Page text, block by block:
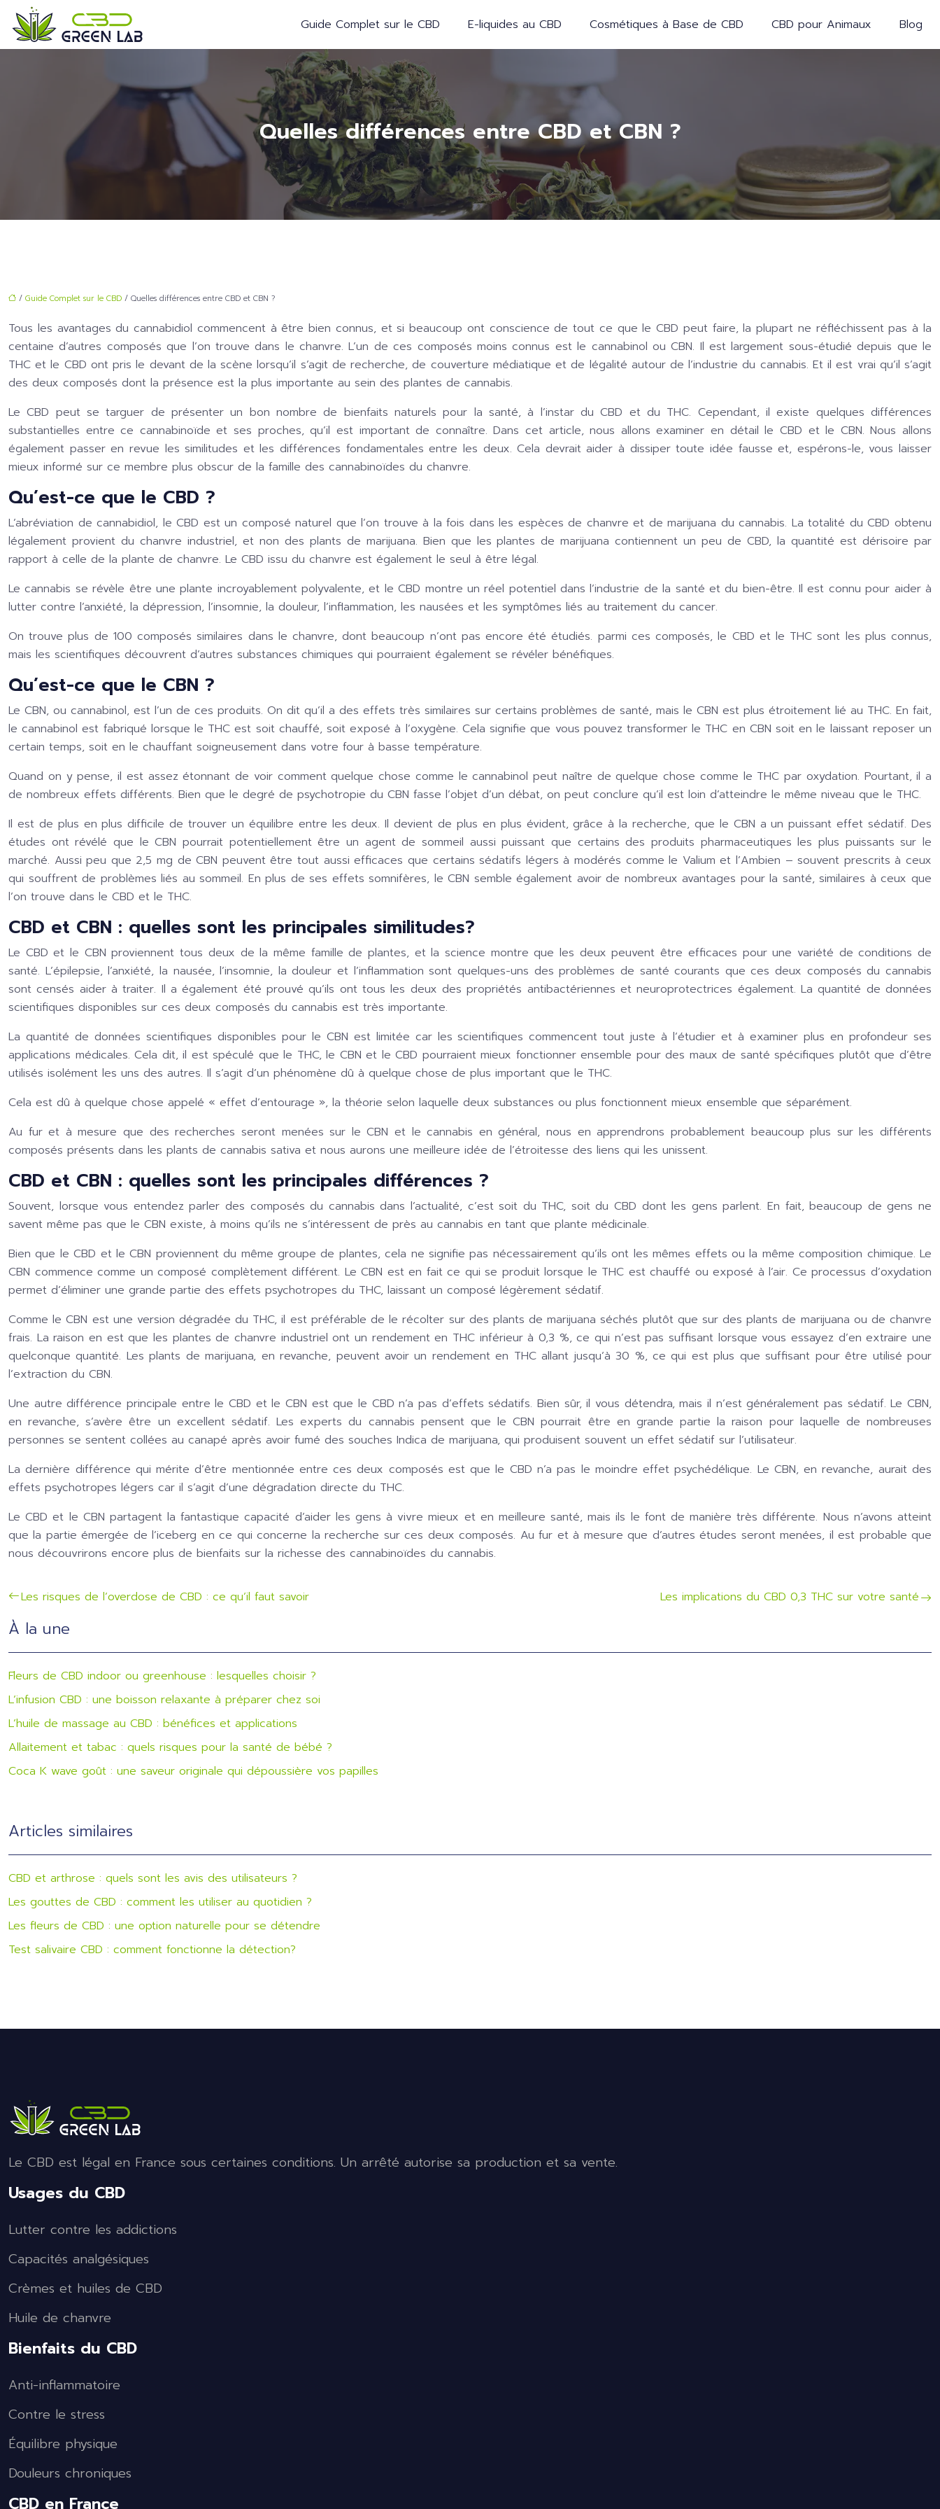
Guide Complet sur le CBD E-liquides au CBD Cosmétiques à Base de CBD CBD pour Animaux Blog
Quelles différences entre CBD et CBN ?
/ Guide Complet sur le CBD / Quelles différences entre CBD et CBN ?
Tous les avantages du cannabidiol commencent à être bien connus, et si beaucoup ont conscience de tout ce que le CBD peut faire, la plupart ne réfléchissent pas à la
centaine d’autres composés que l’on trouve dans le chanvre. L’un de ces composés moins connus est le cannabinol ou CBN. Il est largement sous-étudié depuis que le
THC et le CBD ont pris le devant de la scène lorsqu’il s’agit de recherche, de couverture médiatique et de légalité autour de l’industrie du cannabis. Et il est vrai qu’il s’agit
des deux composés dont la présence est la plus importante au sein des plantes de cannabis.
Le CBD peut se targuer de présenter un bon nombre de bienfaits naturels pour la santé, à l’instar du CBD et du THC. Cependant, il existe quelques différences
substantielles entre ce cannabinoïde et ses proches, qu’il est important de connaître. Dans cet article, nous allons examiner en détail le CBD et le CBN. Nous allons
également passer en revue les similitudes et les différences fondamentales entre les deux. Cela devrait aider à dissiper toute idée fausse et, espérons-le, vous laisser
mieux informé sur ce membre plus obscur de la famille des cannabinoïdes du chanvre.
Qu’est-ce que le CBD ?
L’abréviation de cannabidiol, le CBD est un composé naturel que l’on trouve à la fois dans les espèces de chanvre et de marijuana du cannabis. La totalité du CBD obtenu
légalement provient du chanvre industriel, et non des plants de marijuana. Bien que les plantes de marijuana contiennent un peu de CBD, la quantité est dérisoire par
rapport à celle de la plante de chanvre. Le CBD issu du chanvre est également le seul à être légal.
Le cannabis se révèle être une plante incroyablement polyvalente, et le CBD montre un réel potentiel dans l’industrie de la santé et du bien-être. Il est connu pour aider à
lutter contre l’anxiété, la dépression, l’insomnie, la douleur, l’inflammation, les nausées et les symptômes liés au traitement du cancer.
On trouve plus de 100 composés similaires dans le chanvre, dont beaucoup n’ont pas encore été étudiés. parmi ces composés, le CBD et le THC sont les plus connus,
mais les scientifiques découvrent d’autres substances chimiques qui pourraient également se révéler bénéfiques.
Qu’est-ce que le CBN ?
Le CBN, ou cannabinol, est l’un de ces produits. On dit qu’il a des effets très similaires sur certains problèmes de santé, mais le CBN est plus étroitement lié au THC. En fait,
le cannabinol est fabriqué lorsque le THC est soit chauffé, soit exposé à l’oxygène. Cela signifie que vous pouvez transformer le THC en CBN soit en le laissant reposer un
certain temps, soit en le chauffant soigneusement dans votre four à basse température.
Quand on y pense, il est assez étonnant de voir comment quelque chose comme le cannabinol peut naître de quelque chose comme le THC par oxydation. Pourtant, il a
de nombreux effets différents. Bien que le degré de psychotropie du CBN fasse l’objet d’un débat, on peut conclure qu’il est loin d’atteindre le même niveau que le THC.
Il est de plus en plus difficile de trouver un équilibre entre les deux. Il devient de plus en plus évident, grâce à la recherche, que le CBN a un puissant effet sédatif. Des
études ont révélé que le CBN pourrait potentiellement être un agent de sommeil aussi puissant que certains des produits pharmaceutiques les plus puissants sur le
marché. Aussi peu que 2,5 mg de CBN peuvent être tout aussi efficaces que certains sédatifs légers à modérés comme le Valium et l’Ambien – souvent prescrits à ceux
qui souffrent de problèmes liés au sommeil. En plus de ses effets somnifères, le CBN semble également avoir de nombreux avantages pour la santé, similaires à ceux que
l’on trouve dans le CBD et le THC.
CBD et CBN : quelles sont les principales similitudes?
Le CBD et le CBN proviennent tous deux de la même famille de plantes, et la science montre que les deux peuvent être efficaces pour une variété de conditions de
santé. L’épilepsie, l’anxiété, la nausée, l’insomnie, la douleur et l’inflammation sont quelques-uns des problèmes de santé courants que ces deux composés du cannabis
sont censés aider à traiter. Il a également été prouvé qu’ils ont tous les deux des propriétés antibactériennes et neuroprotectrices également. La quantité de données
scientifiques disponibles sur ces deux composés du cannabis est très importante.
La quantité de données scientifiques disponibles pour le CBN est limitée car les scientifiques commencent tout juste à l’étudier et à examiner plus en profondeur ses
applications médicales. Cela dit, il est spéculé que le THC, le CBN et le CBD pourraient mieux fonctionner ensemble pour des maux de santé spécifiques plutôt que d’être
utilisés isolément les uns des autres. Il s’agit d’un phénomène dû à quelque chose de plus important que le THC.
Cela est dû à quelque chose appelé « effet d’entourage », la théorie selon laquelle deux substances ou plus fonctionnent mieux ensemble que séparément.
Au fur et à mesure que des recherches seront menées sur le CBN et le cannabis en général, nous en apprendrons probablement beaucoup plus sur les différents
composés présents dans les plants de cannabis sativa et nous aurons une meilleure idée de l’étroitesse des liens qui les unissent.
CBD et CBN : quelles sont les principales différences ?
Souvent, lorsque vous entendez parler des composés du cannabis dans l’actualité, c’est soit du THC, soit du CBD dont les gens parlent. En fait, beaucoup de gens ne
savent même pas que le CBN existe, à moins qu’ils ne s’intéressent de près au cannabis en tant que plante médicinale.
Bien que le CBD et le CBN proviennent du même groupe de plantes, cela ne signifie pas nécessairement qu’ils ont les mêmes effets ou la même composition chimique. Le
CBN commence comme un composé complètement différent. Le CBN est en fait ce qui se produit lorsque le THC est chauffé ou exposé à l’air. Ce processus d’oxydation
permet d’éliminer une grande partie des effets psychotropes du THC, laissant un composé légèrement sédatif.
Comme le CBN est une version dégradée du THC, il est préférable de le récolter sur des plants de marijuana séchés plutôt que sur des plants de marijuana ou de chanvre
frais. La raison en est que les plantes de chanvre industriel ont un rendement en THC inférieur à 0,3 %, ce qui n’est pas suffisant lorsque vous essayez d’en extraire une
quelconque quantité. Les plants de marijuana, en revanche, peuvent avoir un rendement en THC allant jusqu’à 30 %, ce qui est plus que suffisant pour être utilisé pour
l’extraction du CBN.
Une autre différence principale entre le CBD et le CBN est que le CBD n’a pas d’effets sédatifs. Bien sûr, il vous détendra, mais il n’est généralement pas sédatif. Le CBN,
en revanche, s’avère être un excellent sédatif. Les experts du cannabis pensent que le CBN pourrait être en grande partie la raison pour laquelle de nombreuses
personnes se sentent collées au canapé après avoir fumé des souches Indica de marijuana, qui produisent souvent un effet sédatif sur l’utilisateur.
La dernière différence qui mérite d’être mentionnée entre ces deux composés est que le CBD n’a pas le moindre effet psychédélique. Le CBN, en revanche, aurait des
effets psychotropes légers car il s’agit d’une dégradation directe du THC.
Le CBD et le CBN partagent la fantastique capacité d’aider les gens à vivre mieux et en meilleure santé, mais ils le font de manière très différente. Nous n’avons atteint
que la partie émergée de l’iceberg en ce qui concerne la recherche sur ces deux composés. Au fur et à mesure que d’autres études seront menées, il est probable que
nous découvrirons encore plus de bienfaits sur la richesse des cannabinoïdes du cannabis.
Les risques de l’overdose de CBD : ce qu’il faut savoir Les implications du CBD 0,3 THC sur votre santé
À la une
Fleurs de CBD indoor ou greenhouse : lesquelles choisir ?
L’infusion CBD : une boisson relaxante à préparer chez soi
L’huile de massage au CBD : bénéfices et applications
Allaitement et tabac : quels risques pour la santé de bébé ?
Coca K wave goût : une saveur originale qui dépoussière vos papilles
Articles similaires
CBD et arthrose : quels sont les avis des utilisateurs ?
Les gouttes de CBD : comment les utiliser au quotidien ?
Les fleurs de CBD : une option naturelle pour se détendre
Test salivaire CBD : comment fonctionne la détection?
Le CBD est légal en France sous certaines conditions. Un arrêté autorise sa production et sa vente.
Usages du CBD
Lutter contre les addictions
Capacités analgésiques
Crèmes et huiles de CBD
Huile de chanvre
Bienfaits du CBD
Anti-inflammatoire
Contre le stress
Équilibre physique
Douleurs chroniques
CBD en France